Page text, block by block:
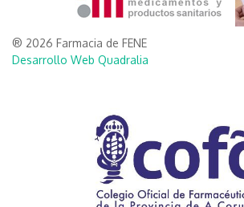
® 2026 Farmacia de FENE
Desarrollo Web Quadralia